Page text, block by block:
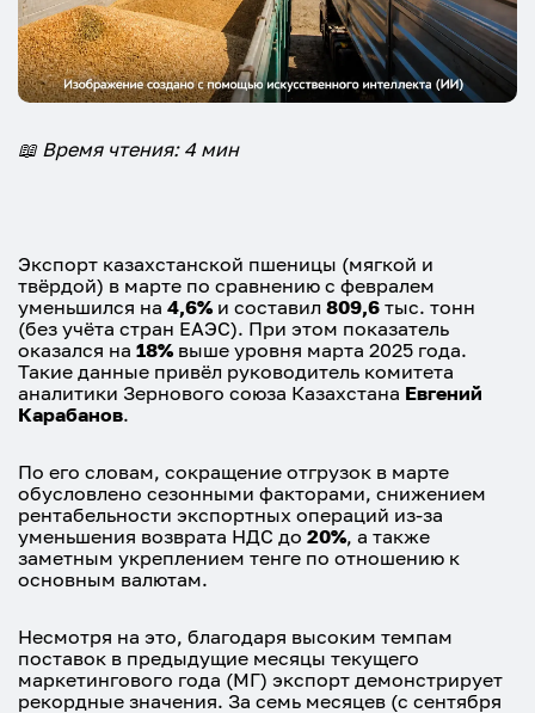
📖 Время чтения: 4 мин
Экспорт казахстанской пшеницы (мягкой и
твёрдой) в марте по сравнению с февралем
уменьшился на 4,6% и составил 809,6 тыс. тонн
(без учёта стран ЕАЭС). При этом показатель
оказался на 18% выше уровня марта 2025 года.
Такие данные привёл руководитель комитета
аналитики Зернового союза Казахстана Евгений
Карабанов.
По его словам, сокращение отгрузок в марте
обусловлено сезонными факторами, снижением
рентабельности экспортных операций из-за
уменьшения возврата НДС до 20%, а также
заметным укреплением тенге по отношению к
основным валютам.
Несмотря на это, благодаря высоким темпам
поставок в предыдущие месяцы текущего
маркетингового года (МГ) экспорт демонстрирует
рекордные значения. За семь месяцев (с сентября